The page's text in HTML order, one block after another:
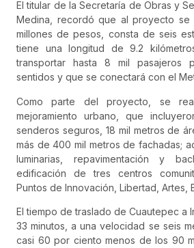
El titular de la Secretaría de Obras y
Medina, recordó que al proyecto se
millones de pesos, consta de seis
tiene una longitud de 9.2
transportar hasta 8 mil pasajeros
sentidos y que se conectará con el
Como parte del proyecto, se
mejoramiento urbano, que
senderos seguros, 18 mil metros de
más de 400 mil metros de fachadas;
luminarias, repavimentación y
edificación de tres centros
Puntos de Innovación, Libertad, Artes,
El tiempo de traslado de Cuautepec a
33 minutos, a una velocidad se seis
casi 60 por ciento menos de los 90